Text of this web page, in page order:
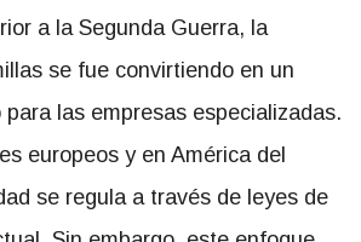
a la Segunda Guerra, la
se fue convirtiendo en un
las empresas especializadas.
europeos y en América del
se regula a través de leyes de